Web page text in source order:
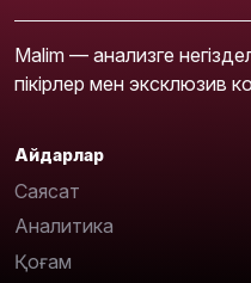
Malim — анализге
пікірлер мен эксклюзив
Айдарлар
Саясат
Аналитика
Қоғам